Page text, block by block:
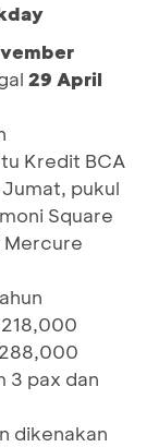
29 April
Kredit BCA
Jumat, pukul
Square
Mercure
3 pax dan
dikenakan